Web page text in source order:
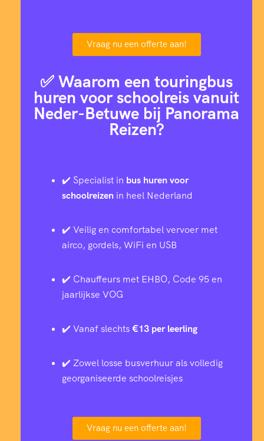
Vraag nu een offerte aan!
✅ Waarom een touringbus
huren voor schoolreis vanuit
Neder-Betuwe bij Panorama
Reizen?
✔️ Specialist in bus huren voor
schoolreizen in heel Nederland
✔️ Veilig en comfortabel vervoer met
airco, gordels, WiFi en USB
✔️ Chauffeurs met EHBO, Code 95 en
jaarlijkse VOG
✔️ Vanaf slechts€13 per leerling
✔️ Zowel losse busverhuur als volledig
georganiseerde schoolreisjes
Vraag nu een offerte aan!